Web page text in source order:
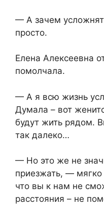
— А зачем
просто.
Елена Алексеевна
помолчала.
— А я всю жизнь
Думала – вот
будут жить рядом.
так далеко…
— Но это же не
приезжать, —
что вы к нам не
расстояния – не